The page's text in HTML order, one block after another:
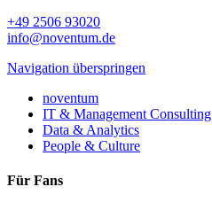
+49 2506 93020
info@noventum.de
Navigation überspringen
noventum
IT & Management Consulting
Data & Analytics
People & Culture
Für Fans